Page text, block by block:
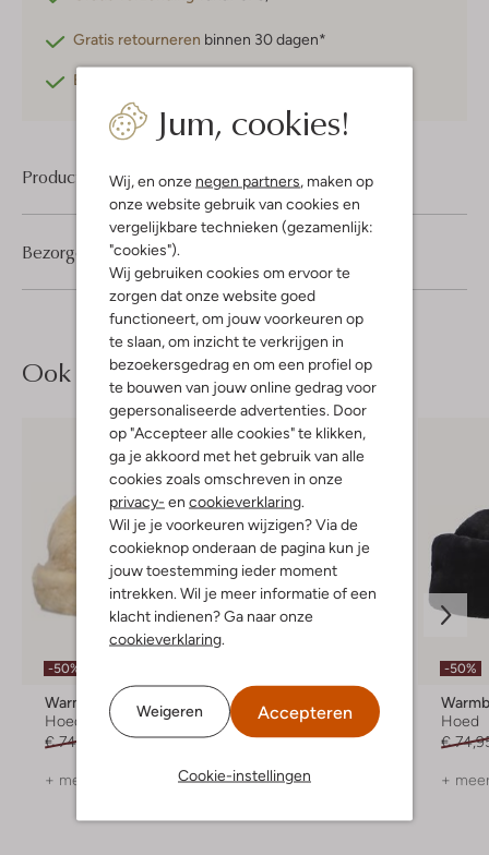
Jum, cookies!
Wij, en onze negen partners , maken op
onze website gebruik van cookies en
vergelijkbare technieken (gezamenlijk:
"cookies").
Wij gebruiken cookies om ervoor te
zorgen dat onze website goed
functioneert, om jouw voorkeuren op
te slaan, om inzicht te verkrijgen in
bezoekersgedrag en om een profiel op
te bouwen van jouw online gedrag voor
gepersonaliseerde advertenties. Door
op "Accepteer alle cookies" te klikken,
ga je akkoord met het gebruik van alle
cookies zoals omschreven in onze
privacy- en cookieverklaring
Wil je je voorkeuren wijzigen? Via de
cookieknop onderaan de pagina kun je
jouw toestemming ieder moment
intrekken. Wil je meer informatie of een
klacht indienen? Ga naar onze
cookieverklaring
Weigeren Accepteren
Cookie-instellingen
Gratis retourneren binnen 30 dagen*
Betaal achteraf
Product informatie
Bezorgen & retourneren
Ook iets voor jou?
-50%
Warmbat
Hoed
€ 74,95
€ 36,99
+ meer kleuren
Notre-V
Hoed
€ 49,99
+ meer kleuren
-50%
Hoed
€
+